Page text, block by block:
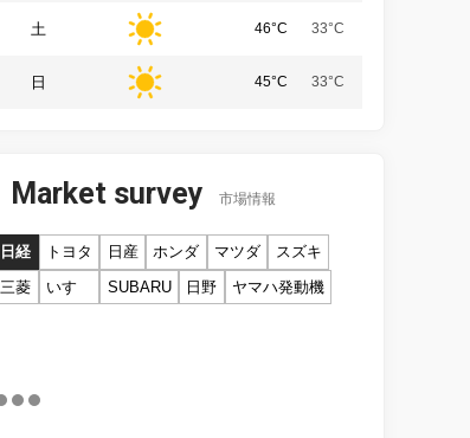
土 46°C 33°C
日 45°C 33°C
Market survey 市場情報
日経 トヨタ 日産 ホンダ マツダ
スズキ
三菱
いすゞ SUBARU 日野 ヤマハ発動機